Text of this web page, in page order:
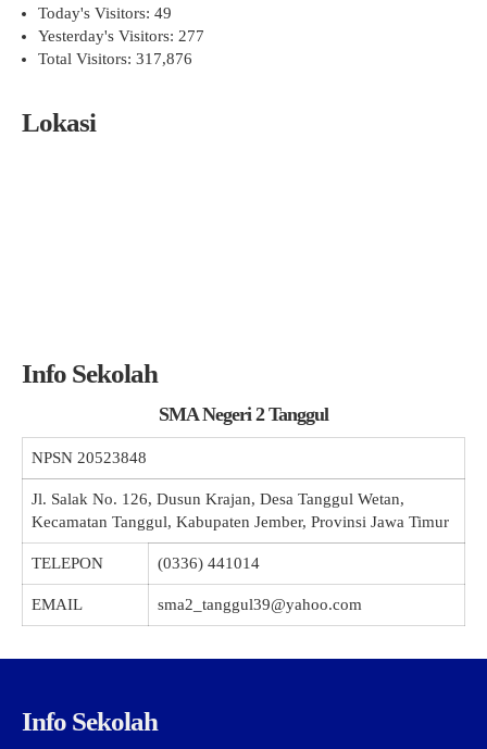
Today's Visitors: 49
Yesterday's Visitors: 277
Total Visitors: 317,876
Lokasi
Info Sekolah
SMA Negeri 2 Tanggul
NPSN 20523848
Jl. Salak No. 126, Dusun Krajan, Desa Tanggul Wetan,
Kecamatan Tanggul, Kabupaten Jember, Provinsi Jawa Timur
TELEPON (0336) 441014
EMAIL sma2_tanggul39@yahoo.com
Info Sekolah